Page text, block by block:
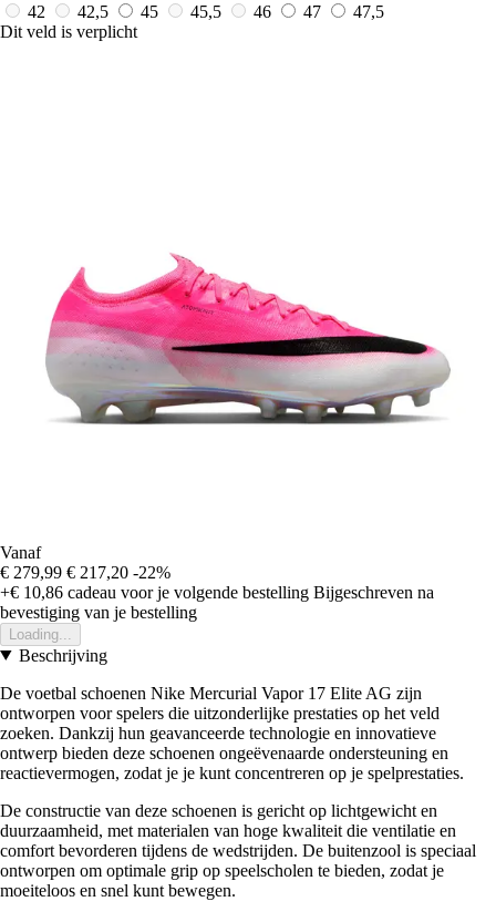
42
42,5 45 45,5 46 47
47,5
Dit veld is verplicht
Vanaf
€ 279,99 € 217,20 -22%
+€ 10,86 cadeau voor je volgende bestelling Bijgeschreven na
bevestiging van je bestelling
Loading...
Beschrijving
De voetbal schoenen Nike Mercurial Vapor 17 Elite AG zijn
ontworpen voor spelers die uitzonderlijke prestaties op het veld
zoeken. Dankzij hun geavanceerde technologie en innovatieve
ontwerp bieden deze schoenen ongeëvenaarde ondersteuning en
reactievermogen, zodat je je kunt concentreren op je spelprestaties.
De constructie van deze schoenen is gericht op lichtgewicht en
duurzaamheid, met materialen van hoge kwaliteit die ventilatie en
comfort bevorderen tijdens de wedstrijden. De buitenzool is speciaal
ontworpen om optimale grip op speelscholen te bieden, zodat je
moeiteloos en snel kunt bewegen.